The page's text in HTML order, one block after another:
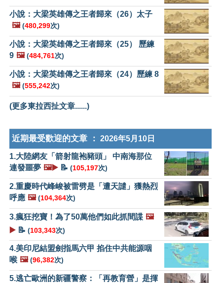
小說：大梁英雄傳之王者歸來（26）太子
🖼️ (480,299次)
小說：大梁英雄傳之王者歸來（25） 歷練
9 🖼️ (484,761次)
小說：大梁英雄傳之王者歸來（24）歷練 8
🖼️ (555,242次)
(更多東拉西扯文章......)
近期最受歡迎的文章 ： 2026年5月10日
1.大陸網友「箭射龍袍豬頭」 中南海那位
連發噩夢 🖼️▶️ 📝 (105,197次)
2.重慶時代峰峻被雷劈是「遭天譴」獲熱烈
呼應 🖼️ (104,364次)
3.瘋狂挖寶！為了50萬他們如此抓間諜 🖼️
▶️ 📝 (103,343次)
4.美印尼結盟劍指馬六甲 掐住中共能源咽
喉 🖼️ (96,382次)
5.逃亡歐洲的新疆警察：「再教育營」是揮